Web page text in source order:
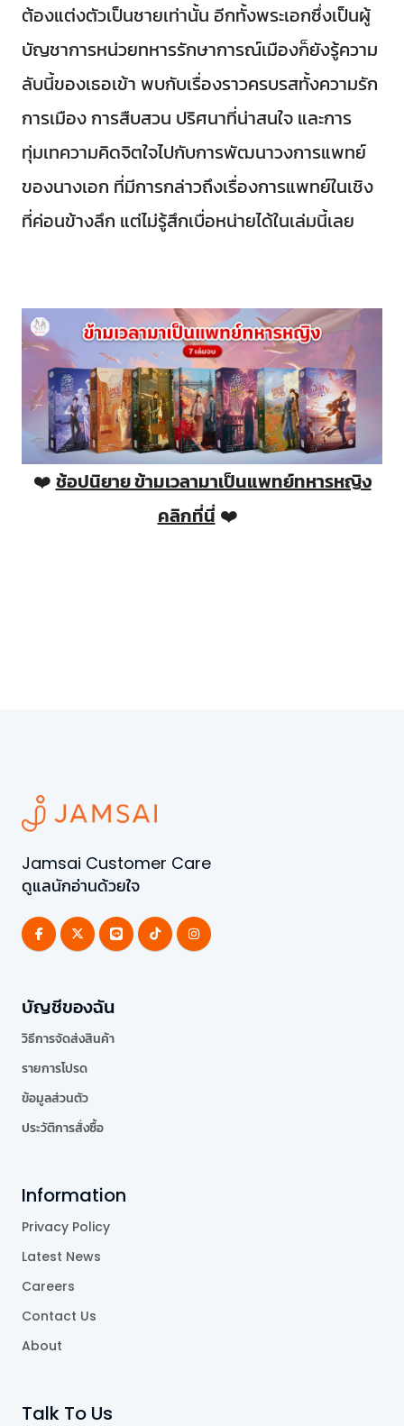
ต้องแต่งตัวเป็นชายเท่านั้น อีกทั้งพระเอกซึ่งเป็นผู้
บัญชาการหน่วยทหารรักษาการณ์เมืองก็ยังรู้ความ
ลับนี้ของเธอเข้า พบกับเรื่องราวครบรสทั้งความรัก
การเมือง การสืบสวน ปริศนาที่น่าสนใจ และการ
ทุ่มเทความคิดจิตใจไปกับการพัฒนาวงการแพทย์
ของนางเอก ที่มีการกล่าวถึงเรื่องการแพทย์ในเชิง
ที่ค่อนข้างลึก แต่ไม่รู้สึกเบื่อหน่ายได้ในเล่มนี้เลย
❤️ ช้อปนิยาย ข้ามเวลามาเป็นแพทย์ทหารหญิง
คลิกที่นี่ ❤️
Jamsai Customer Care
ดูแลนักอ่านด้วยใจ
บัญชีของฉัน
วิธีการจัดส่งสินค้า
รายการโปรด
ข้อมูลส่วนตัว
ประวัติการสั่งซื้อ
Information
Privacy Policy
Latest News
Careers
Contact Us
About
Talk To Us